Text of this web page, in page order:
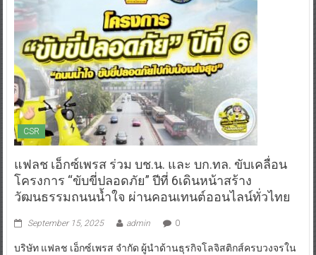
CSR
แฟลช เอ็กซ์เพรส ร่วม บช.น. และ บก.ทล. ขับเคลื่อน
โครงการ “ขับขี่ปลอดภัย” ปีที่ 6เดินหน้าสร้าง
วัฒนธรรมถนนน้ำใจ ผ่านคอนเทนต์ออนไลน์ทั่วไทย
September 15, 2025 admin 0
บริษัท แฟลช เอ็กซ์เพรส จำกัด ผู้นำด้านธุรกิจโลจิสติกส์ครบวงจรใน